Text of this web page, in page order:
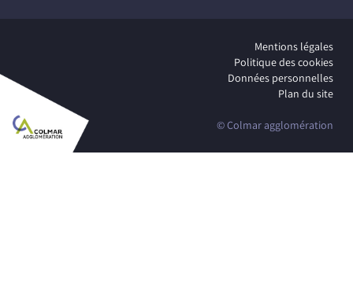
Mentions légales
Politique des cookies
Données personnelles
Plan du site
© Colmar agglomération